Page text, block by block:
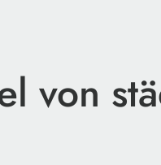
von